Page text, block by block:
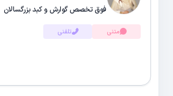
فوق تخصص گوارش و کبد بزرگسالان
متنی تلفنی